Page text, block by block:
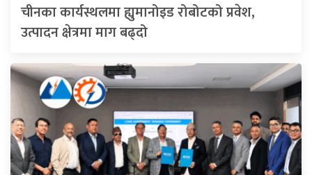
चीनका कार्यस्थलमा ह्युमानोइड रोबोटको प्रवेश,
उत्पादन क्षेत्रमा माग बढ्दो